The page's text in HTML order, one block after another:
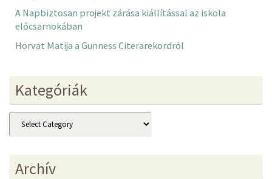
A Napbiztosan projekt zárása kiállítással az iskola
előcsarnokában
Horvat Matija a Gunness Citerarekordról
Kategóriák
Kategóriák
Archív